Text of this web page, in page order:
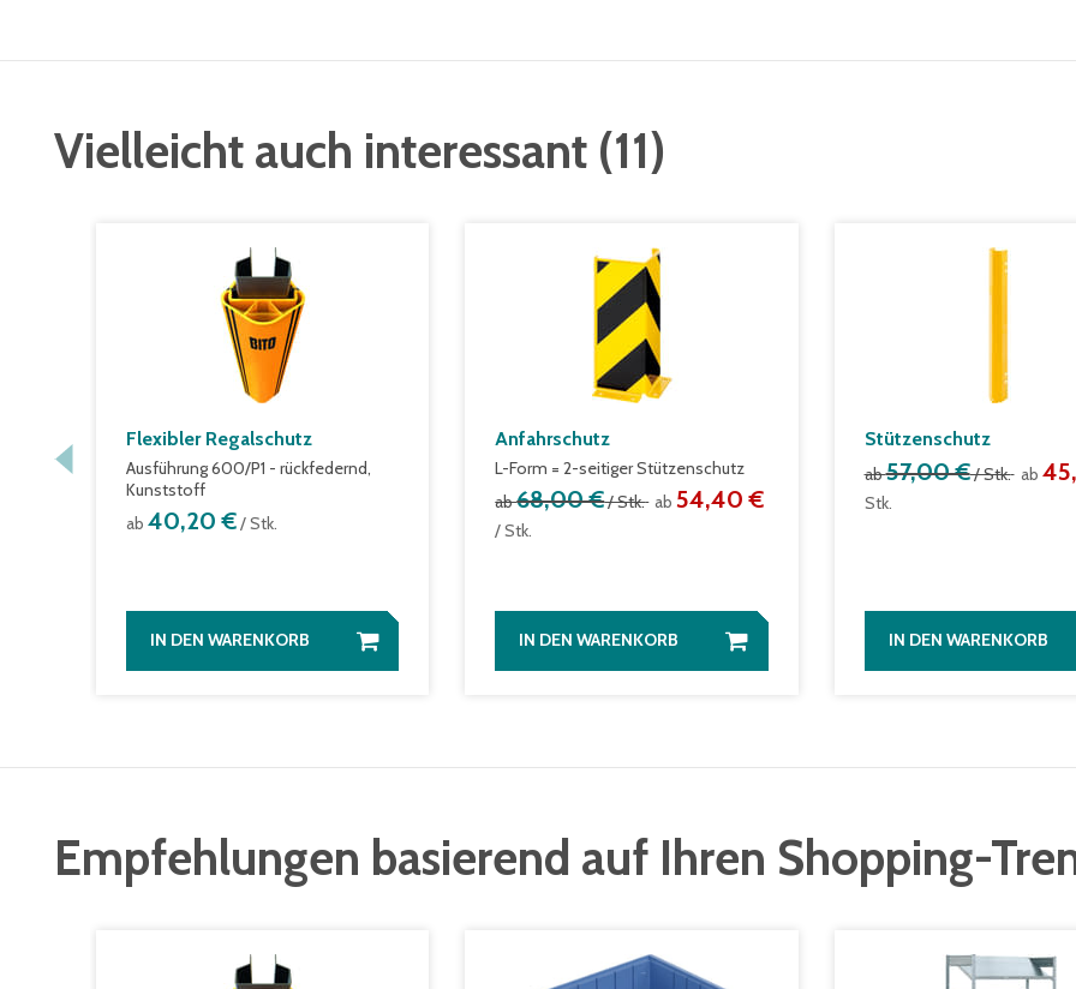
Vielleicht auch interessant (11)
Flexibler Regalschutz
Ausführung 600/P1 - rückfedernd,
Kunststoff
ab 40,20 €/ Stk.
IN DEN WARENKORB
Anfahrschutz
L-Form = 2-seitiger Stützenschutz
ab68,00 €/ Stk. ab54,40 €
/ Stk.
IN DEN WARENKORB
Stützenschutz
ab57,00 €/ Stk. ab
Stk.
IN DEN WARENKORB
Empfehlungen basierend auf Ihren Shopping-